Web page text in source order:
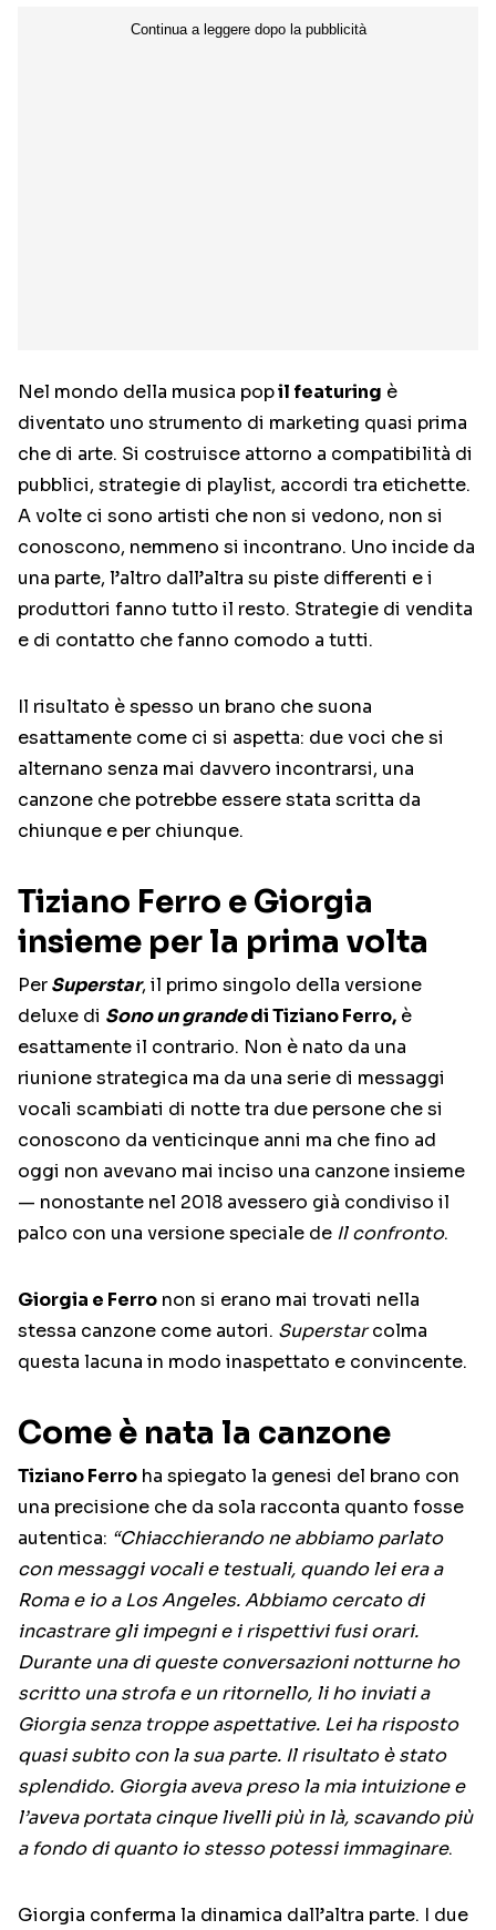
Nel mondo della musica popil featuring è
diventato uno strumento di marketing quasi prima
che di arte. Si costruisce attorno a compatibilità di
pubblici, strategie di playlist, accordi tra etichette.
A volte ci sono artisti che non si vedono, non si
conoscono, nemmeno si incontrano. Uno incide da
una parte, l’altro dall’altra su piste differenti e i
produttori fanno tutto il resto. Strategie di vendita
e di contatto che fanno comodo a tutti.
Il risultato è spesso un brano che suona
esattamente come ci si aspetta: due voci che si
alternano senza mai davvero incontrarsi, una
canzone che potrebbe essere stata scritta da
chiunque e per chiunque.
Tiziano Ferro e Giorgia
insieme per la prima volta
PerSuperstar, il primo singolo della versione
deluxe di Sono un grandedi Tiziano Ferro, è
esattamente il contrario. Non è nato da una
riunione strategica ma da una serie di messaggi
vocali scambiati di notte tra due persone che si
conoscono da venticinque anni ma che fino ad
oggi non avevano mai inciso una canzone insieme
— nonostante nel 2018 avessero già condiviso il
palco con una versione speciale de Il confronto.
Giorgia e Ferro non si erano mai trovati nella
stessa canzone come autori. Superstarcolma
questa lacuna in modo inaspettato e convincente.
Come è nata la canzone
Tiziano Ferro ha spiegato la genesi del brano con
una precisione che da sola racconta quanto fosse
autentica: “Chiacchierando ne abbiamo parlato
con messaggi vocali e testuali, quando lei era a
Roma e io a Los Angeles. Abbiamo cercato di
incastrare gli impegni e i rispettivi fusi orari.
Durante una di queste conversazioni notturne ho
scritto una strofa e un ritornello, li ho inviati a
Giorgia senza troppe aspettative. Lei ha risposto
quasi subito con la sua parte. Il risultato è stato
splendido. Giorgia aveva preso la mia intuizione e
l’aveva portata cinque livelli più in là, scavando più
a fondo di quanto io stesso potessi immaginare.
Giorgia conferma la dinamica dall’altra parte. I due